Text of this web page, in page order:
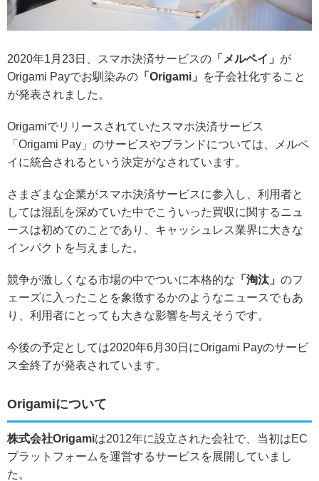
2020年1月23日、スマホ決済サービスの 「メルペイ」 が
Origami Payでお馴染みの 「Origami」
を子会社化すること
が発表されました。
Origamiでリリースされていたスマホ決済サービス
「Origami Pay」のサービスやブランドについては、メルペ
イに統合されるという決定がなされています。
さまざまな企業がスマホ決済サービスに参入し、利用者と
しては混乱を深めていた中でこういった買収に関するニュ
ースは初めてのことであり、キャッシュレス業界に大きな
インパクトを与えました。
競争が激しくなる市場の中でついに本格的な 「淘汰」 のフ
ェーズに入ったことを象徴するかのようなニュースでもあ
り、利用者にとっても大きな影響を与えそうです。
今後の予定としては2020年6月30日にOrigami Payのサービ
ス全終了が発表されています。
Origamiについて
株式会社Origamiは2012年に設立された会社で、当初はEC
プラットフォームを運営するサービスを展開していまし
た。